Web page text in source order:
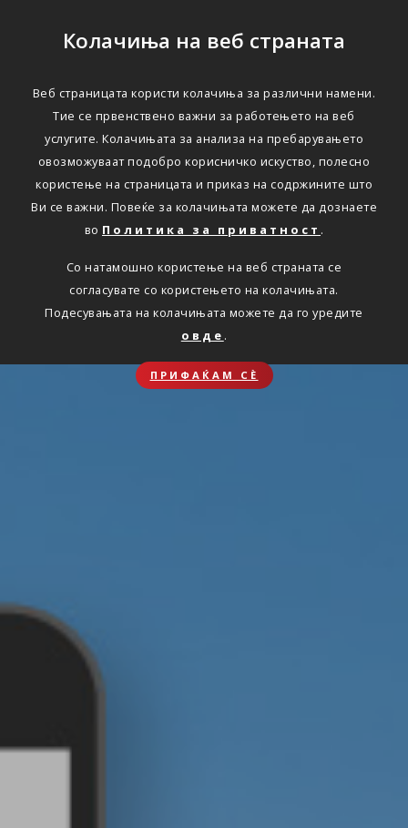
Колачиња на веб страната
Веб страницата користи колачиња за различни намени.
Тие се првенствено важни за работењето на веб
услугите. Колачињата за анализа на пребарувањето
овозможуваат подобро корисничко искуство, полесно
користење на страницата и приказ на содржините што
Ви се важни. Повеќе за колачињата можете да дознаете
во Политика за приватност .
Со натамошно користење на веб страната се
согласувате со користењето на колачињата.
Подесувањата на колачињата можете да го уредите
овде .
ПРИФАЌАМ СЀ